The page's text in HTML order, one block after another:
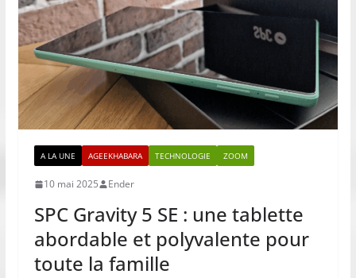
A LA UNE AGEEKHABARA TECHNOLOGIE ZOOM
10 mai 2025 Ender
SPC Gravity 5 SE : une tablette
abordable et polyvalente pour
toute la famille